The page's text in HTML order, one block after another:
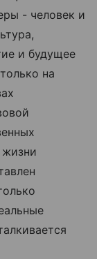
- человек и
и будущее
на
жизни